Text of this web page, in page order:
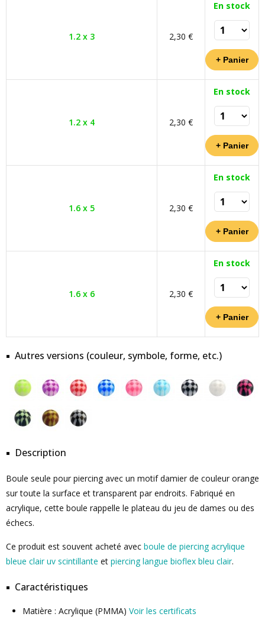
1.2 x 3 2,30 €
En stock
1.2 x 4 2,30 €
En stock
1.6 x 5 2,30 €
En stock
1.6 x 6 2,30 €
En stock
Autres versions (couleur, symbole, forme, etc.)
Description
Boule seule pour piercing avec un motif damier de couleur orange
sur toute la surface et transparent par endroits. Fabriqué en
acrylique, cette boule rappelle le plateau du jeu de dames ou des
échecs.
Ce produit est souvent acheté avec boule de piercing acrylique
bleue clair uv scintillante et piercing langue bioflex bleu clair.
Caractéristiques
Matière : Acrylique (PMMA) Voir les certificats